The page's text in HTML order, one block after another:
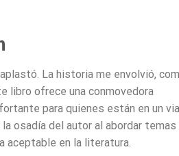
La historia me envolvió,
libro ofrece una conmovedora
para quienes están en un
osadía del autor al abordar temas
aceptable en la literatura.